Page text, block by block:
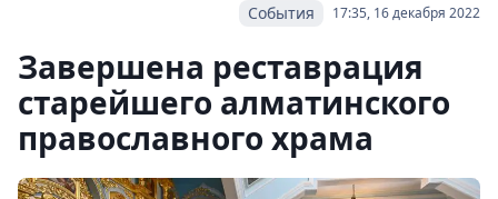
17:35, 16 декабря 2022
События
Завершена реставрация
старейшего алматинского
православного храма